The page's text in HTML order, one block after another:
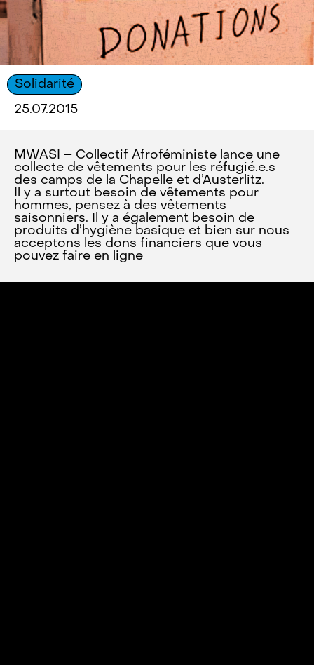
Solidarité
25.07.2015
MWASI – Collectif Afroféministe lance une
collecte de vêtements pour les réfugié.e.s
des camps de la Chapelle et d’Austerlitz.
Il y a surtout besoin de vêtements pour
hommes, pensez à des vêtements
saisonniers. Il y a également besoin de
produits d’hygiène basique et bien sur nous
acceptons
les dons financiers que vous
pouvez faire en ligne